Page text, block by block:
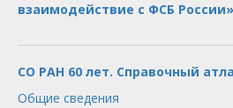
взаимодействие с ФСБ России»
СО РАН 60 лет. Справочный
Общие сведения